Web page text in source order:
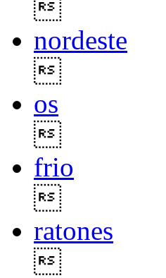
nordeste
os
frio
ratones